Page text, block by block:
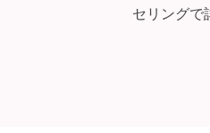
セリングで